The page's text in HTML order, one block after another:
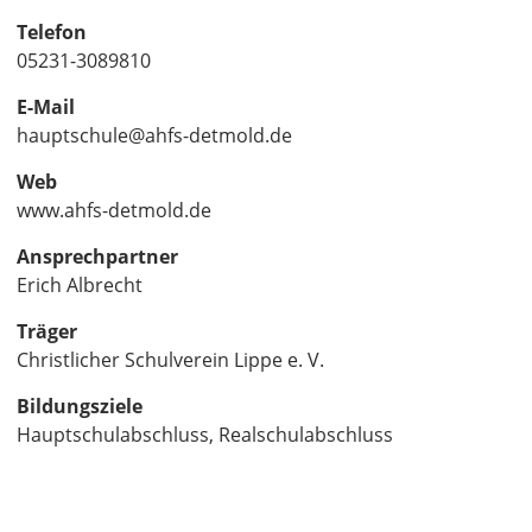
Telefon
05231-3089810
E-Mail
hauptschule@ahfs-detmold.de
Web
www.ahfs-detmold.de
Ansprechpartner
Erich Albrecht
Träger
Christlicher Schulverein Lippe e. V.
Bildungsziele
Hauptschulabschluss, Realschulabschluss